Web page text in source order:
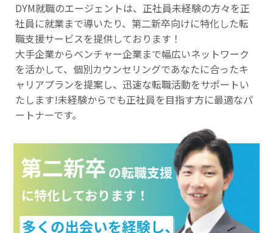
DYM就職のエージェントは、正社員未経験の方々を正
社員に就業まで導いたり、第二新卒向けに特化した転
職支援サービスを提供しております！
大手企業からベンチャー企業まで幅広いネットワーク
を活かして、個別カウンセリングであなたに合ったキ
ャリアプランを提案し、迅速な転職活動をサポートい
たします!未経験からでも正社員を目指す方に最適なパ
ートナーです。